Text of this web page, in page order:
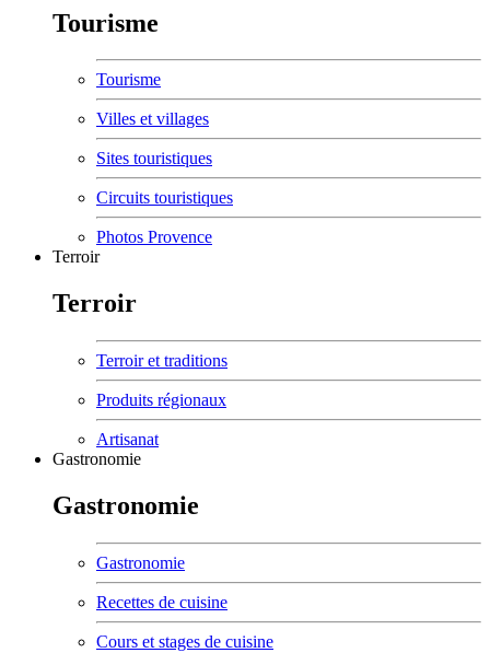
Tourisme
Tourisme
Villes et villages
Sites touristiques
Circuits touristiques
Photos Provence
Terroir
Terroir
Terroir et traditions
Produits régionaux
Artisanat
Gastronomie
Gastronomie
Gastronomie
Recettes de cuisine
Cours et stages de cuisine